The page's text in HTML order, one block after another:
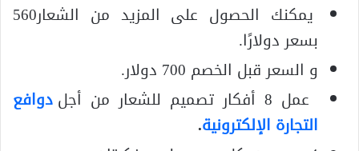
يمكنك الحصول على المزيد من الشعار560
بسعر دولارًا.
و السعر قبل الخصم 700 دولار.
عمل 8 أفكار تصميم للشعار من أجل
دوافع
التجارة الإلكترونية.